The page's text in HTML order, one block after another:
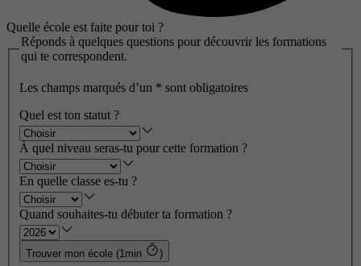
Quelle école est faite pour toi ?
Réponds à quelques questions pour découvrir les formations
qui te correspondent.
Les champs marqués d’un * sont obligatoires
Quel est ton statut ?
À quel niveau seras-tu pour cette formation ?
En quelle classe es-tu ?
Quand souhaites-tu débuter ta formation ?
Trouver mon école (1min )